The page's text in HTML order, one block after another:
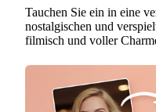
Tauchen Sie ein in eine
nostalgischen und
filmisch und voller